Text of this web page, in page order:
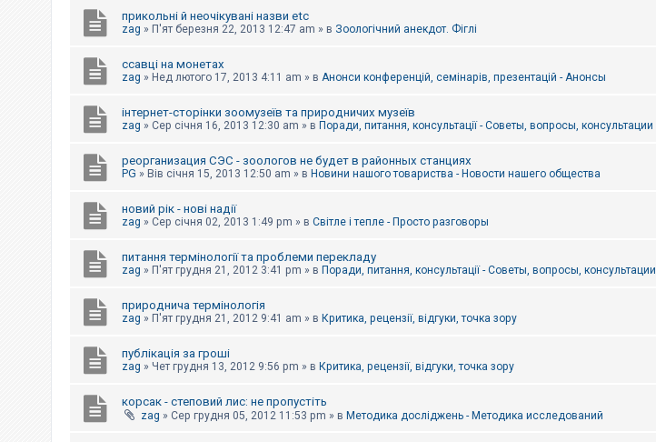
прикольні й неочікувані назви etc
zag » П'ят березня 22, 2013 12:47 am » в Зоологічний анекдот. Фіглі
ссавці на монетах
zag » Нед лютого 17, 2013 4:11 am » в Анонси конференцій, семінарів, презентацій - Анонсы
інтернет-сторінки зоомузеїв та природничих музеїв
zag » Сер січня 16, 2013 12:30 am » в Поради, питання, консультації - Советы, вопросы, консультации
реорганизация СЭС - зоологов не будет в районных станциях
PG » Вів січня 15, 2013 12:50 am » в Новини нашого товариства - Новости нашего общества
новий рік - нові надії
zag » Сер січня 02, 2013 1:49 pm » в Світле і тепле - Просто разговоры
питання термінології та проблеми перекладу
zag » П'ят грудня 21, 2012 3:41 pm » в Поради, питання, консультації - Советы, вопросы, консультации
природнича термінологія
zag » П'ят грудня 21, 2012 9:41 am » в Критика, рецензії, відгуки, точка зору
публікація за гроші
zag » Чет грудня 13, 2012 9:56 pm » в Критика, рецензії, відгуки, точка зору
корсак - степовий лис: не пропустіть
zag » Сер грудня 05, 2012 11:53 pm » в Методика досліджень - Методика исследований